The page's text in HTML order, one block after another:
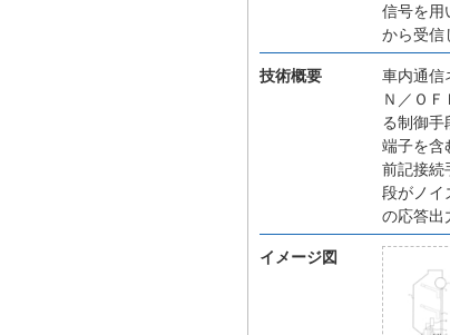
信号を用
から受信
技術概要
車内通信
Ｎ／Ｏ
る制御手
端子を含
前記接続
段がノイ
の応答出
イメージ図